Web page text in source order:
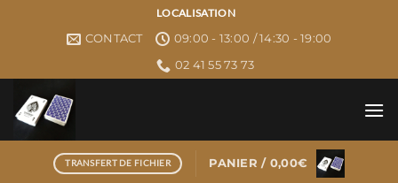
LOCALISATION
CONTACT
09:00 - 13:00 / 14:30 - 19:00
02 41 55 73 73
TRANSFERT DE FICHIER PANIER / 0,00€